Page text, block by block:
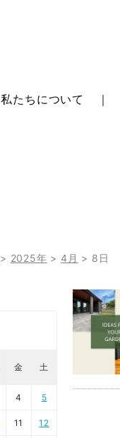
私たちについて
> 2025年 > 4月 > 8日
金 土
4 5
11 12